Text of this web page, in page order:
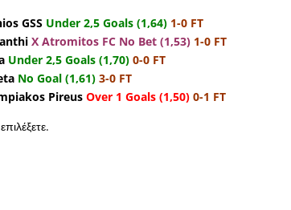
GSSUnder 2,5 Goals (1,64)1-0 FT
X Atromitos FC No Bet (1,53)1-0 FT
Under 2,5 Goals (1,70)0-0 FT
No Goal (1,61)3-0 FT
PireusOver 1 Goals (1,50)0-1 FT